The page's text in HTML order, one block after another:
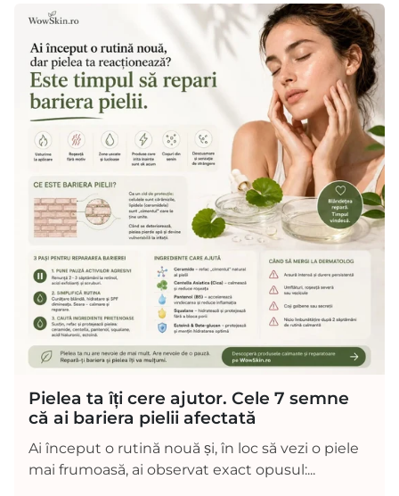
Pielea ta îți cere ajutor. Cele 7 semne
că ai bariera pielii afectată
Ai început o rutină nouă și, în loc să vezi o piele
mai frumoasă, ai observat exact opusul:...